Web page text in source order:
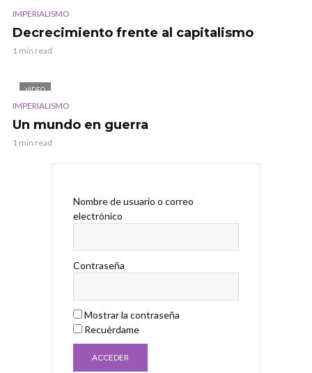
IMPERIALISMO
Decrecimiento frente al capitalismo
1 min read
VIDEO
IMPERIALISMO
Un mundo en guerra
1 min read
Nombre de usuario o correo
electrónico
Contraseña
Mostrar la contraseña
Recuérdame